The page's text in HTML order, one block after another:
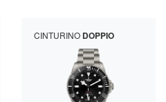
CINTURINO DOPPIO